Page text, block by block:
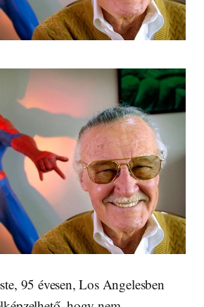
95 évesen, Los Angelesben